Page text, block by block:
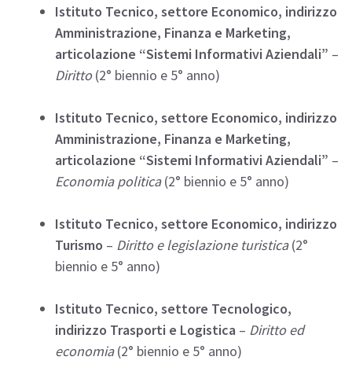
Istituto Tecnico, settore Economico, indirizzo
Amministrazione, Finanza e Marketing,
articolazione “Sistemi Informativi Aziendali” –
Diritto(2° biennio e 5° anno)
Istituto Tecnico, settore Economico, indirizzo
Amministrazione, Finanza e Marketing,
articolazione “Sistemi Informativi Aziendali” –
Economia politica(2° biennio e 5° anno)
Istituto Tecnico, settore Economico, indirizzo
Turismo – Diritto e legislazione turistica(2°
biennio e 5° anno)
Istituto Tecnico, settore Tecnologico,
indirizzo Trasporti e Logistica – Diritto ed
economia(2° biennio e 5° anno)